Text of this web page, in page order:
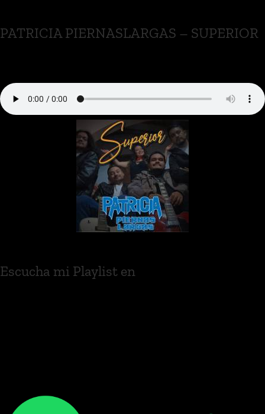
PATRICIA PIERNASLARGAS – SUPERIOR
Escucha mi Playlist en